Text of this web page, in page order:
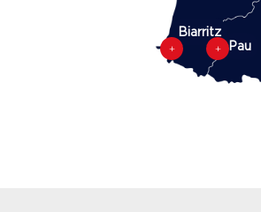
Biarritz
L Pau
L